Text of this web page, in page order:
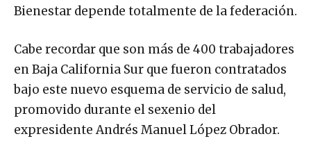
Bienestar depende totalmente de la federación.
Cabe recordar que son más de 400 trabajadores
en Baja California Sur que fueron contratados
bajo este nuevo esquema de servicio de salud,
promovido durante el sexenio del
expresidente Andrés Manuel López Obrador.